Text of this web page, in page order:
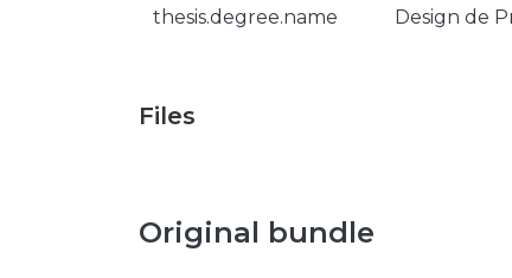
thesis.degree.name Design de
Files
Original bundle